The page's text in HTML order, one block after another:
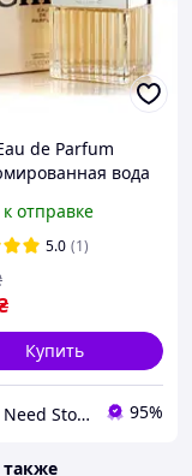
de Parfum
вода
к отправке
5.0 (1)
Купить
All You Need Store 95%